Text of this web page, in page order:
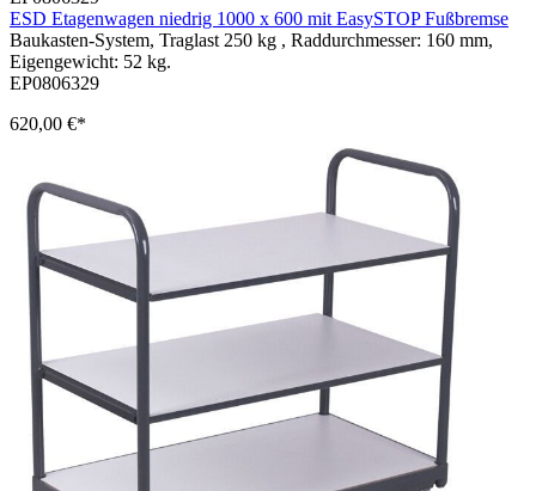
ESD Etagenwagen niedrig 1000 x 600 mit EasySTOP Fußbremse
Baukasten-System, Traglast 250 kg , Raddurchmesser: 160 mm,
Eigengewicht: 52 kg.
EP0806329
620,00 €*